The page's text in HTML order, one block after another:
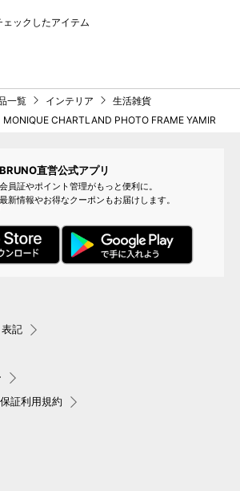
ェックしたアイテム
一覧 インテリア
生活雑貨
MONIQUE CHARTLAND PHOTO FRAME YAMIR
BRUNO直営公式アプリ
会員証やポイント管理がもっと便利に。
最新情報やお得なクーポンもお届けします。
記
証利用規約